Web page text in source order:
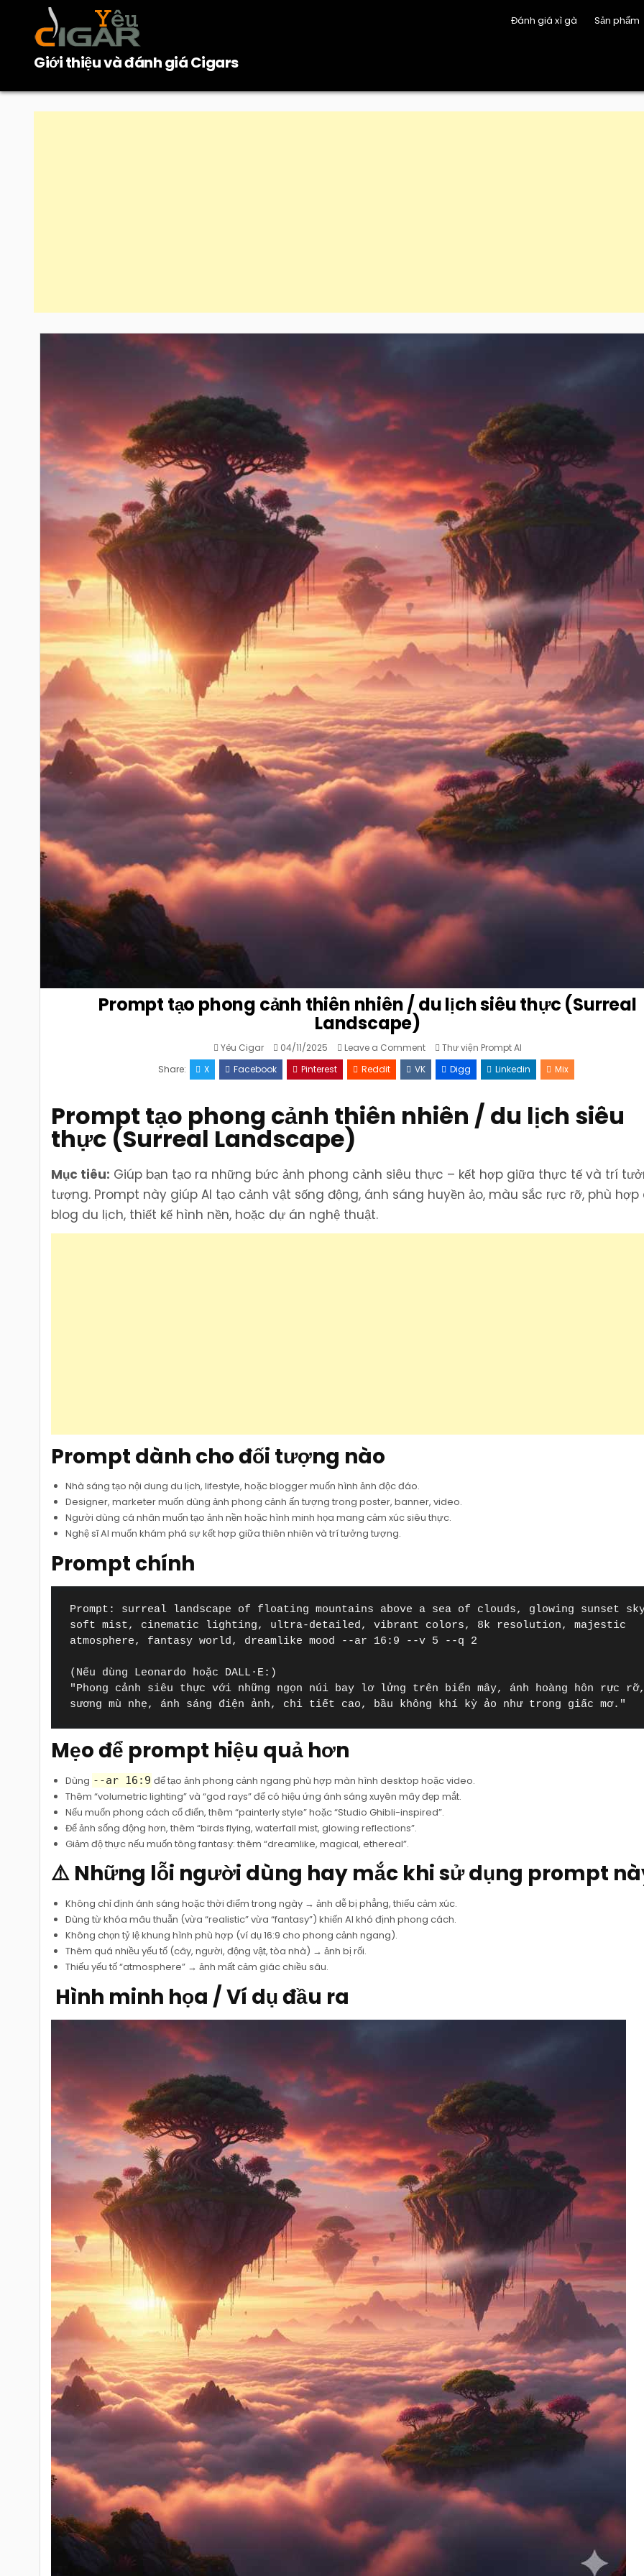
content
Giới thiệu và đánh giá Cigars
Đánh giá xì gà Sản phẩm
Prompt tạo phong cảnh thiên nhiên / du lịch siêu thực (Surreal
Landscape)
Yêu Cigar 04/11/2025 Leave a Commenton
tạo
phong
cảnh
du
lịch
Posted
Thư viện Prompt AI
Share:
X Facebook Pinterest Reddit VK Digg Linkedin Mix
Prompt tạo phong cảnh thiên nhiên / du lịch siêu
thực (Surreal Landscape)
Mục tiêu: Giúp bạn tạo ra những bức ảnh phong cảnh siêu thực – kết hợp giữa thực tế và trí
tượng. Prompt này giúp AI tạo cảnh vật sống động, ánh sáng huyền ảo, màu sắc rực rỡ, phù hợp
blog du lịch, thiết kế hình nền, hoặc dự án nghệ thuật.
Prompt dành cho đối tượng nào
Nhà sáng tạo nội dung du lịch, lifestyle, hoặc blogger muốn hình ảnh độc đáo.
Designer, marketer muốn dùng ảnh phong cảnh ấn tượng trong poster, banner, video.
Người dùng cá nhân muốn tạo ảnh nền hoặc hình minh họa mang cảm xúc siêu thực.
Nghệ sĩ AI muốn khám phá sự kết hợp giữa thiên nhiên và trí tưởng tượng.
Prompt chính
Prompt: surreal landscape of floating mountains above a sea of clouds, glowing sunset
soft mist, cinematic lighting, ultra-detailed, vibrant colors, 8k resolution, majestic
atmosphere, fantasy world, dreamlike mood --ar 16:9 --v 5 --q 2
(Nếu dùng Leonardo hoặc DALL·E:)
"Phong cảnh siêu thực với những ngọn núi bay lơ lửng trên biển mây, ánh hoàng hôn rực
sương mù nhẹ, ánh sáng điện ảnh, chi tiết cao, bầu không khí kỳ ảo như trong giấc mơ."
Mẹo để prompt hiệu quả hơn
Dùng --ar 16:9 để tạo ảnh phong cảnh ngang phù hợp màn hình desktop hoặc video.
Thêm “volumetric lighting” và “god rays” để có hiệu ứng ánh sáng xuyên mây đẹp mắt.
Nếu muốn phong cách cổ điển, thêm “painterly style” hoặc “Studio Ghibli-inspired”.
Để ảnh sống động hơn, thêm “birds flying, waterfall mist, glowing reflections”.
Giảm độ thực nếu muốn tông fantasy: thêm “dreamlike, magical, ethereal”.
⚠️ Những lỗi người dùng hay mắc khi sử dụng prompt
Không chỉ định ánh sáng hoặc thời điểm trong ngày → ảnh dễ bị phẳng, thiếu cảm xúc.
Dùng từ khóa mâu thuẫn (vừa “realistic” vừa “fantasy”) khiến AI khó định phong cách.
Không chọn tỷ lệ khung hình phù hợp (ví dụ 16:9 cho phong cảnh ngang).
Thêm quá nhiều yếu tố (cây, người, động vật, tòa nhà) → ảnh bị rối.
Thiếu yếu tố “atmosphere” → ảnh mất cảm giác chiều sâu.
️ Hình minh họa / Ví dụ đầu ra